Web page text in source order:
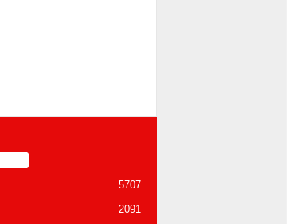
5707
2091